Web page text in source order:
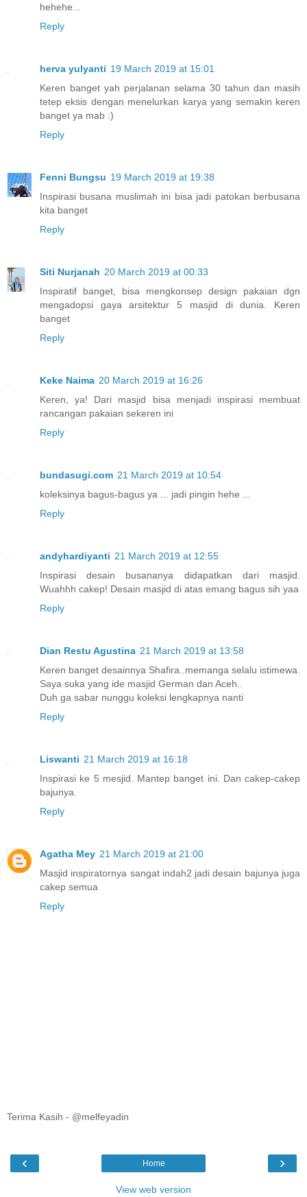
hehehe...
Reply
herva yulyanti 19 March 2019 at 15:01
Keren banget yah perjalanan selama 30 tahun dan masih
tetep eksis dengan menelurkan karya yang semakin keren
banget ya mab :)
Reply
Fenni Bungsu 19 March 2019 at 19:38
Inspirasi busana muslimah ini bisa jadi patokan berbusana
kita banget
Reply
Siti Nurjanah 20 March 2019 at 00:33
Inspiratif banget, bisa mengkonsep design pakaian dgn
mengadopsi gaya arsitektur 5 masjid di dunia. Keren
banget
Reply
Keke Naima 20 March 2019 at 16:26
Keren, ya! Dari masjid bisa menjadi inspirasi membuat
rancangan pakaian sekeren ini
Reply
bundasugi.com 21 March 2019 at 10:54
koleksinya bagus-bagus ya ... jadi pingin hehe ...
Reply
andyhardiyanti 21 March 2019 at 12:55
Inspirasi desain busananya didapatkan dari masjid.
Wuahhh cakep! Desain masjid di atas emang bagus sih yaa
Reply
Dian Restu Agustina 21 March 2019 at 13:58
Keren banget desainnya Shafira..memanga selalu istimewa.
Saya suka yang ide masjid German dan Aceh..
Duh ga sabar nunggu koleksi lengkapnya nanti
Reply
Liswanti 21 March 2019 at 16:18
Inspirasi ke 5 mesjid. Mantep banget ini. Dan cakep-cakep
bajunya.
Reply
Agatha Mey 21 March 2019 at 21:00
Masjid inspiratornya sangat indah2 jadi desain bajunya juga
cakep semua
Reply
Terima Kasih - @melfeyadin
‹ ›
Home
View web version